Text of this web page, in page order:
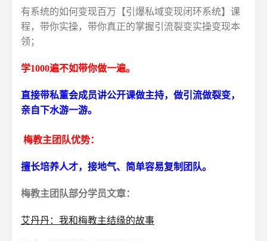
有系统的如何变现百万【引爆私域变现闭环系统】课
程，带你实操，带你真正的掌握引流裂变实操变现本
领；
学1000遍不如带你做一遍。
直接带私董会成员讲公开课做主持，做引流做裂变，
亲自下水游一游。
梅教主团队优势：
擅长培养人才，接地气、简单容易复制团队。
梅教主团队部分学员文章：
艾丹丹：我和梅教主结缘的故事